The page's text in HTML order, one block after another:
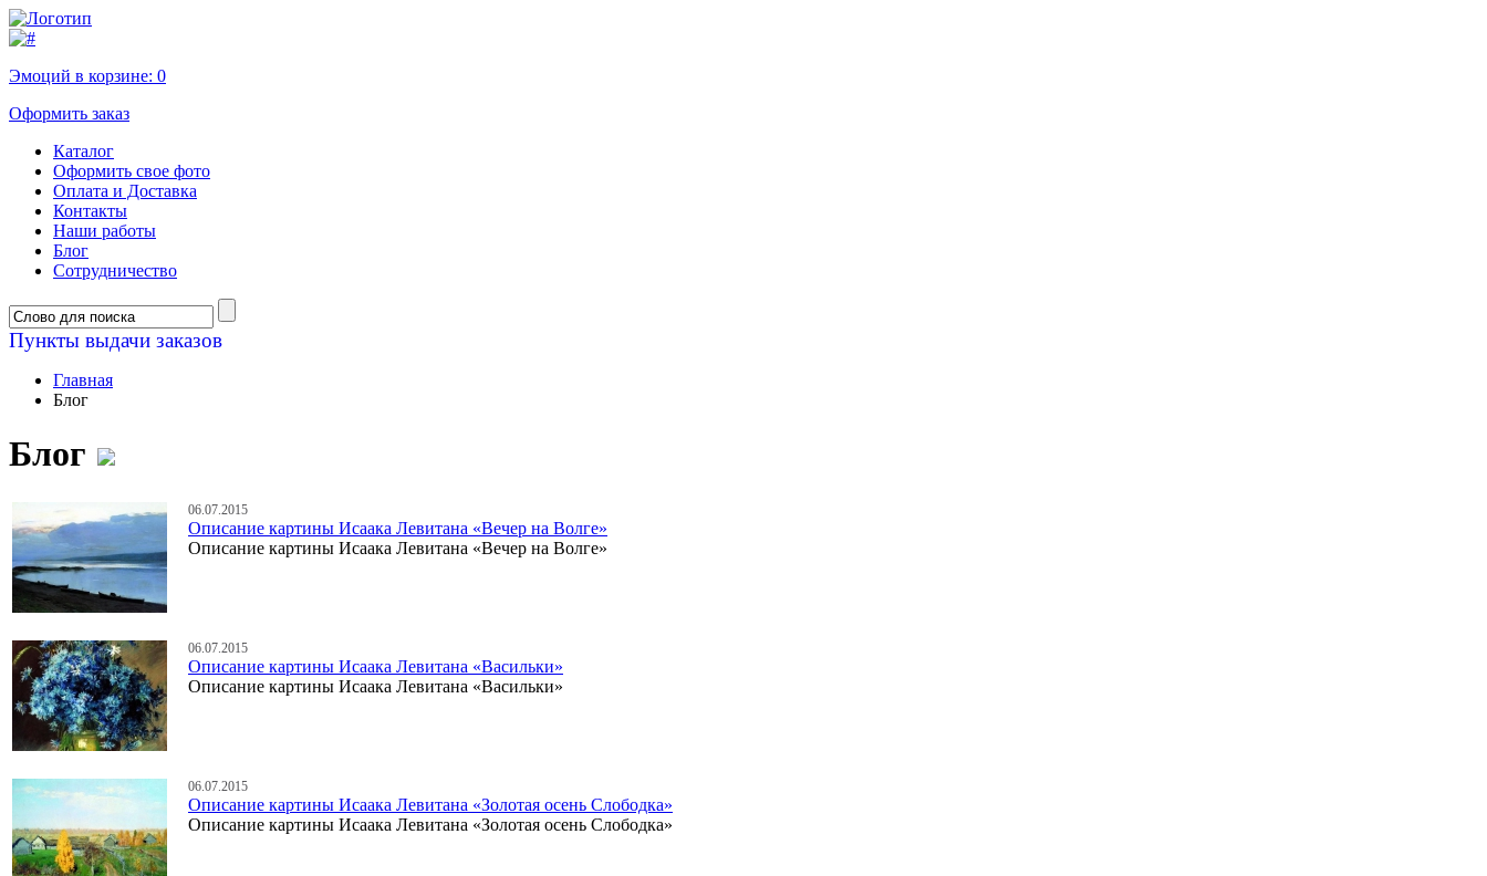
Эмоций в корзине: 0
Оформить заказ
Каталог
Оформить свое фото
Оплата и Доставка
Контакты
Наши работы
Блог
Сотрудничество
Пункты выдачи заказов
Главная
Блог
Блог
06.07.2015
Описание картины Исаака Левитана «Вечер на Волге»
Описание картины Исаака Левитана «Вечер на Волге»
06.07.2015
Описание картины Исаака Левитана «Васильки»
Описание картины Исаака Левитана «Васильки»
06.07.2015
Описание картины Исаака Левитана «Золотая осень Слободка»
Описание картины Исаака Левитана «Золотая осень Слободка»